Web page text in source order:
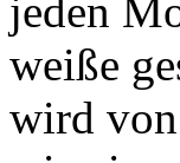
jeden
weiße
wird von